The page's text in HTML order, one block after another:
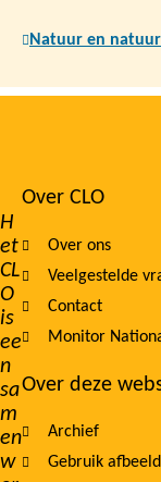
Natuur en
H
et
CL
O
is
ee
n
sa
m
en
w
Footer
navigation
Over CLO
Over ons
Veelgestelde
Contact
Monitor
Over deze
Archief
Gebruik